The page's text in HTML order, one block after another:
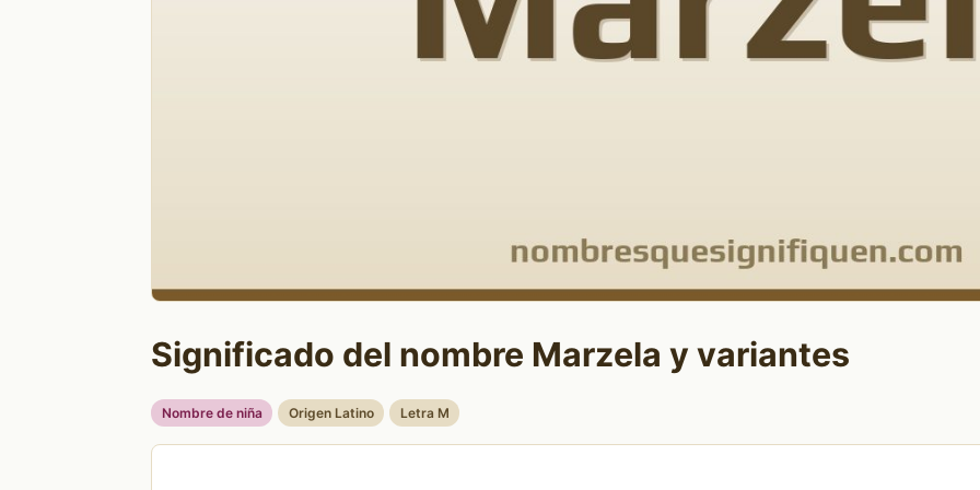
Significado del nombre Marzela y variantes
Nombre de niña Origen Latino Letra M